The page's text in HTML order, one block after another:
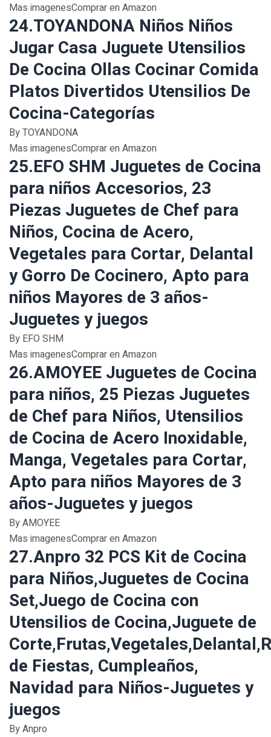
Mas imagenesComprar en Amazon
24.TOYANDONA Niños Niños
Jugar Casa Juguete Utensilios
De Cocina Ollas Cocinar Comida
Platos Divertidos Utensilios De
Cocina-Categorías
By TOYANDONA
Mas imagenesComprar en Amazon
25.EFO SHM Juguetes de Cocina
para niños Accesorios, 23
Piezas Juguetes de Chef para
Niños, Cocina de Acero,
Vegetales para Cortar, Delantal
y Gorro De Cocinero, Apto para
niños Mayores de 3 años-
Juguetes y juegos
By EFO SHM
Mas imagenesComprar en Amazon
26.AMOYEE Juguetes de Cocina
para niños, 25 Piezas Juguetes
de Chef para Niños, Utensilios
de Cocina de Acero Inoxidable,
Manga, Vegetales para Cortar,
Apto para niños Mayores de 3
años-Juguetes y juegos
By AMOYEE
Mas imagenesComprar en Amazon
27.Anpro 32 PCS Kit de Cocina
para Niños,Juguetes de Cocina
Set,Juego de Cocina con
Utensilios de Cocina,Juguete de
de Fiestas, Cumpleaños,
Navidad para Niños-Juguetes y
juegos
By Anpro